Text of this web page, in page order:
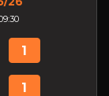
1
1